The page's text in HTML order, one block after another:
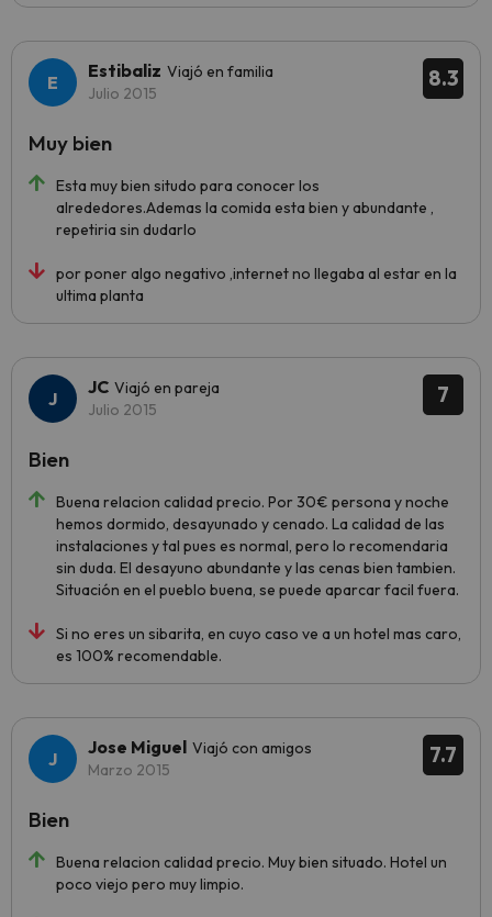
8.3
Estibaliz Viajó en familia
Julio 2015
Esta muy bien situdo para conocer los
alrededores.Ademas la comida esta bien y abundante ,
repetiria sin dudarlo
por poner algo negativo ,internet no llegaba al estar en la
ultima planta
Muy bien
7
JC Viajó en pareja
Julio 2015
Buena relacion calidad precio. Por 30€ persona y noche
hemos dormido, desayunado y cenado. La calidad de las
instalaciones y tal pues es normal, pero lo recomendaria
sin duda. El desayuno abundante y las cenas bien tambien.
Situación en el pueblo buena, se puede aparcar facil fuera.
Si no eres un sibarita, en cuyo caso ve a un hotel mas caro,
es 100% recomendable.
Bien
7.7
Jose Miguel Viajó con amigos
Marzo 2015
Buena relacion calidad precio. Muy bien situado. Hotel un
poco viejo pero muy limpio.
Bien